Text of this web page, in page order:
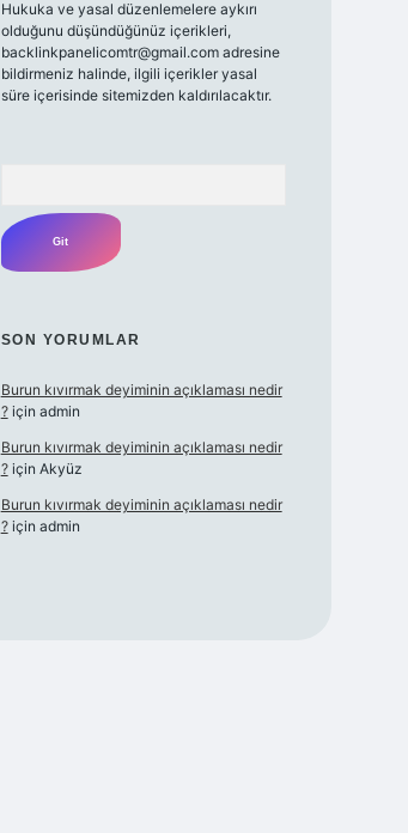
Hukuka ve yasal düzenlemelere aykırı
olduğunu düşündüğünüz içerikleri,
backlinkpanelicomtr@gmail.comadresine
bildirmeniz halinde, ilgili içerikler yasal
süre içerisinde sitemizden kaldırılacaktır.
SON YORUMLAR
Burun kıvırmak deyiminin açıklaması nedir
?için admin
Burun kıvırmak deyiminin açıklaması nedir
?için Akyüz
Burun kıvırmak deyiminin açıklaması nedir
?için admin